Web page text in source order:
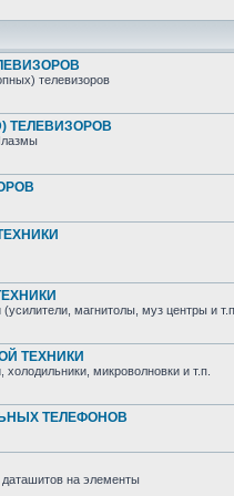
телевизоров
ТЕЛЕВИЗОРОВ
магнитолы, муз центры и
ТЕХНИКИ
микроволновки и т.п.
ТЕЛЕФОНОВ
на элементы